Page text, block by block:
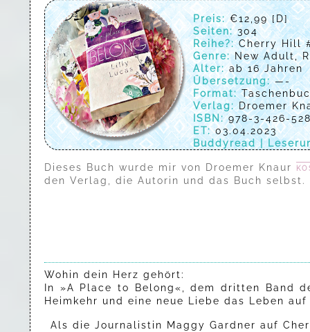
Preis:€12,99 [D]
Seiten:304
Reihe?:Cherry Hill
Genre:New Adult,
Alter:ab 16 Jahren
Übersetzung:—-
Format:
Verlag:Droemer
ISBN:978-3-426-
ET:03.04.2023
Buddyread |
Dieses Buch wurde mir von Droemer Knaur
den Verlag, die Autorin und das Buch selbst.
Wohin dein Herz gehört:
In »A Place to Belong«, dem dritten Band
Heimkehr und eine neue Liebe das Leben
Als die Journalistin Maggy Gardner auf